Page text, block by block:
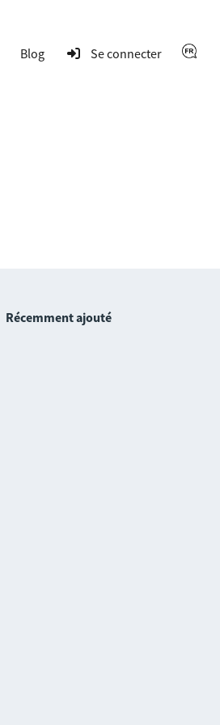
Blog Se connecter
Récemment ajouté